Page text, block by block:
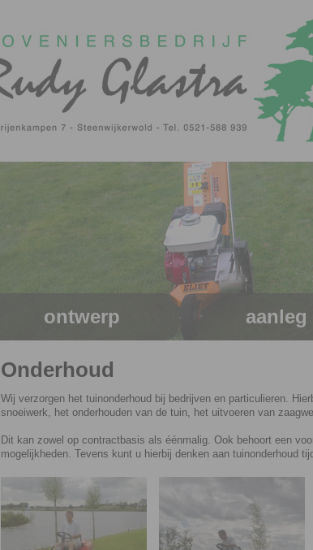
Onderhoud
Wij verzorgen het tuinonderhoud bij bedrijven en particulieren.
snoeiwerk, het onderhouden van de tuin, het uitvoeren van
Dit kan zowel op contractbasis als éénmalig. Ook behoort een
mogelijkheden. Tevens kunt u hierbij denken aan tuinonderhoud
ontwerp aanleg